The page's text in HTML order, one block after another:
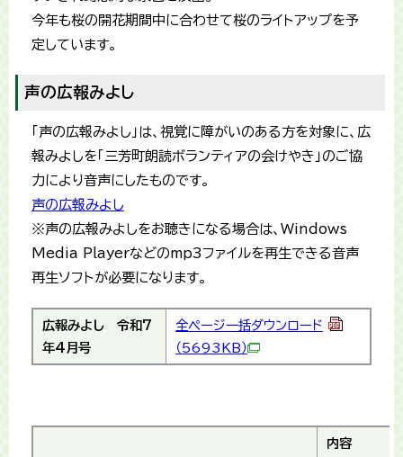
今年も桜の開花期間中に合わせて桜のライトアップを予
定しています。
声の広報みよし
「声の広報みよし」は、視覚に障がいのある方を対象に、広
報みよしを「三芳町朗読ボランティアの会けやき」のご協
力により音声にしたものです。
声の広報みよし
※声の広報みよしをお聴きになる場合は、Windows
Media Playerなどのmp3ファイルを再生できる音声
再生ソフトが必要になります。
広報みよし 令和7
年4月号
全ページ一括ダウンロード
（5693KB）
内容